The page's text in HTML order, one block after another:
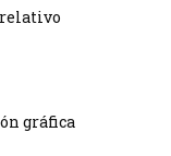
gráfica